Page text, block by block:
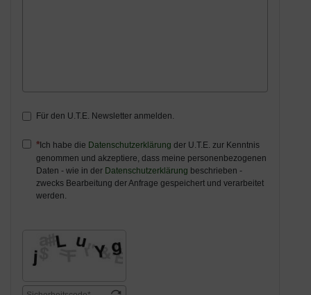
Für den U.T.E. Newsletter anmelden.
Ich habe die Datenschutzerklärung der U.T.E. zur Kenntnis
genommen und akzeptiere, dass meine personenbezogenen
Daten - wie in der Datenschutzerklärung beschrieben -
zwecks Bearbeitung der Anfrage gespeichert und verarbeitet
werden.